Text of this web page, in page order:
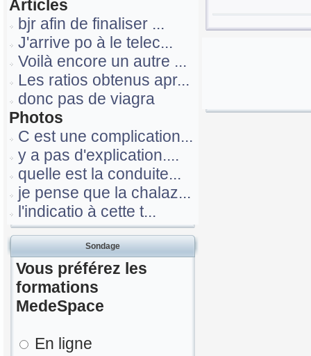
Articles
bjr afin de finaliser ...
J'arrive po à le telec...
Voilà encore un autre ...
Les ratios obtenus apr...
donc pas de viagra
Photos
C est une complication...
y a pas d'explication....
quelle est la conduite...
je pense que la chalaz...
l'indicatio à cette t...
Sondage
Vous préférez les
formations
MedeSpace
En ligne